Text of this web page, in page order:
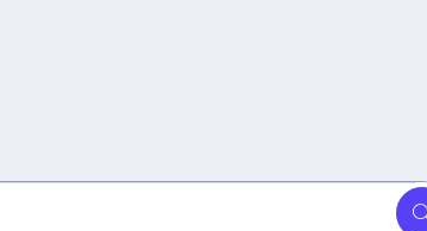
Productos